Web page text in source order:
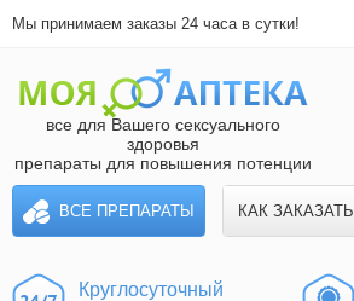
Мы принимаем заказы 24 часа в сутки!
все для Вашего сексуального
здоровья
препараты для повышения потенции
ВСЕ ПРЕПАРАТЫ КАК ЗАКАЗАТЬ
Круглосуточный